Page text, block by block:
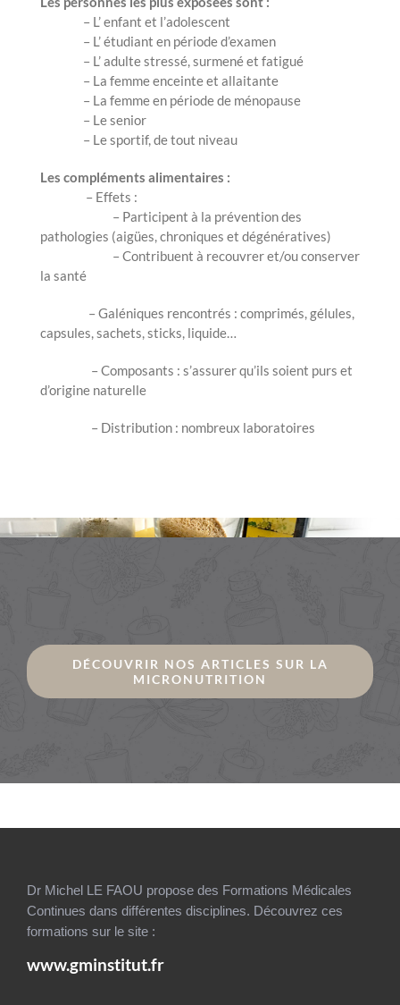
– L’ enfant et l’adolescent
– L’ étudiant en période d’examen
– L’ adulte stressé, surmené et fatigué
– La femme enceinte et allaitante
– La femme en période de ménopause
– Le senior
– Le sportif, de tout niveau
Les compléments alimentaires :
– Effets :
– Participent à la prévention des
pathologies (aigües, chroniques et dégénératives)
– Contribuent à recouvrer et/ou conserver
la santé
– Galéniques rencontrés : comprimés, gélules,
capsules, sachets, sticks, liquide…
– Composants : s’assurer qu’ils soient purs et
d’origine naturelle
– Distribution : nombreux laboratoires
DÉCOUVRIR NOS ARTICLES SUR LA
MICRONUTRITION
Dr Michel LE FAOU propose des Formations Médicales
Continues dans différentes disciplines. Découvrez ces
formations sur le site :
www.gminstitut.fr